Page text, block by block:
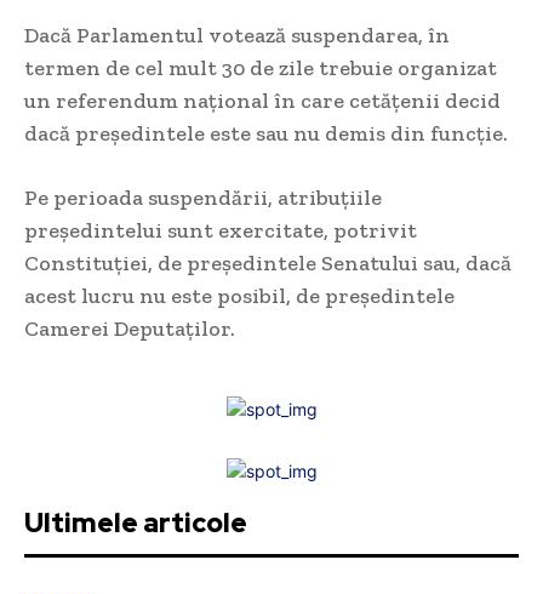
Dacă Parlamentul votează suspendarea, în
termen de cel mult 30 de zile trebuie organizat
un referendum național în care cetățenii decid
dacă președintele este sau nu demis din funcție.
Pe perioada suspendării, atribuțiile
președintelui sunt exercitate, potrivit
Constituției, de președintele Senatului sau, dacă
acest lucru nu este posibil, de președintele
Camerei Deputaților.
Ultimele articole